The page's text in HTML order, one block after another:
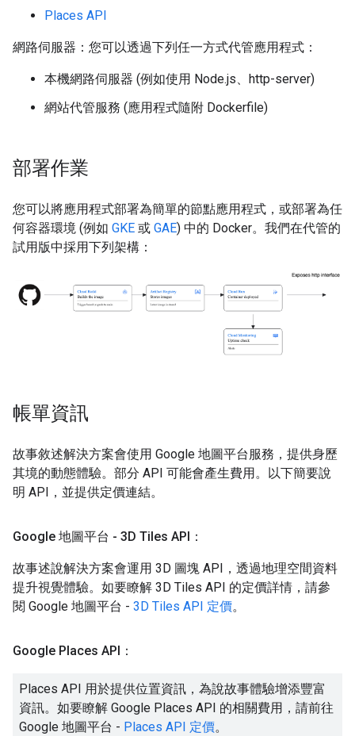
Places API
網路伺服器：您可以透過下列任一方式代管應用程式：
本機網路伺服器 (例如使用 Node.js、http-server)
網站代管服務 (應用程式隨附 Dockerfile)
部署作業
您可以將應用程式部署為簡單的節點應用程式，或部署為任
何容器環境 (例如 GKE 或 GAE) 中的 Docker。我們在代管的
試用版中採用下列架構：
帳單資訊
故事敘述解決方案會使用 Google 地圖平台服務，提供身歷
其境的動態體驗。部分 API 可能會產生費用。以下簡要說
明 API，並提供定價連結。
Google 地圖平台 - 3D Tiles API：
故事述說解決方案會運用 3D 圖塊 API，透過地理空間資料
提升視覺體驗。如要瞭解 3D Tiles API 的定價詳情，請參
閱 Google 地圖平台 - 3D Tiles API 定價。
Google Places API：
Places API 用於提供位置資訊，為說故事體驗增添豐富
資訊。如要瞭解 Google Places API 的相關費用，請前往
Google 地圖平台 - Places API 定價。